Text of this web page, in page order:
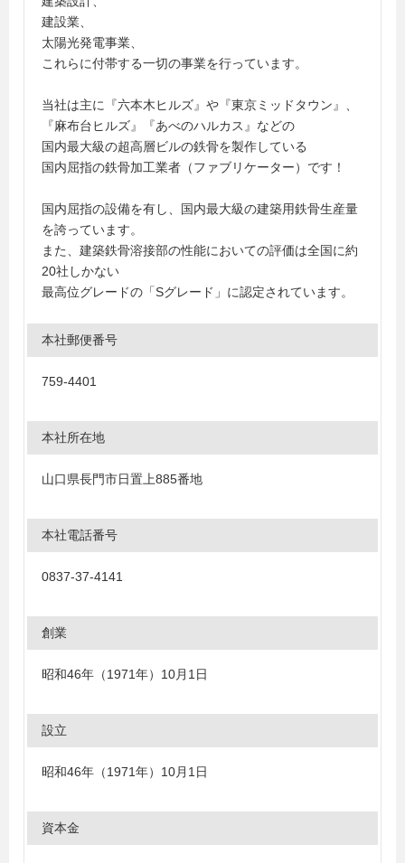
建設業、
太陽光発電事業、
これらに付帯する一切の事業を行っています。
当社は主に『六本木ヒルズ』や『東京ミッドタウン』、
『麻布台ヒルズ』『あべのハルカス』などの
国内最大級の超高層ビルの鉄骨を製作している
国内屈指の鉄骨加工業者（ファブリケーター）です！
国内屈指の設備を有し、国内最大級の建築用鉄骨生産量
を誇っています。
また、建築鉄骨溶接部の性能においての評価は全国に約
20社しかない
最高位グレードの「Sグレード」に認定されています。
本社郵便番号
759-4401
本社所在地
山口県長門市日置上885番地
本社電話番号
0837-37-4141
創業
昭和46年（1971年）10月1日
設立
昭和46年（1971年）10月1日
資本金